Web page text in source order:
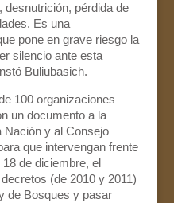
desnutrición, pérdida de
Es una
pone en grave riesgo la
silencio ante esta
Buliubasich.
100 organizaciones
un documento a la
Nación y al Consejo
que intervengan frente
de diciembre, el
(de 2010 y 2011)
de Bosques y pasar